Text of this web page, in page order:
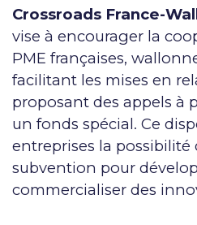
Crossroads France-
vise à encourager la
PME françaises,
facilitant les mises en
proposant des appels à
un fonds spécial. Ce
entreprises la possibilité
subvention pour
commercialiser des